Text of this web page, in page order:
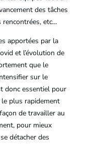
des tâches
etc…
apportées par la
et l’évolution de
que le
sur le
donc essentiel pour
le plus rapidement
de travailler au
pour mieux
détacher des